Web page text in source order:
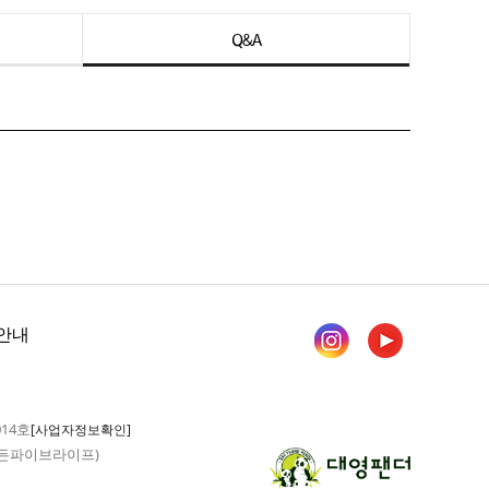
Q&A
내
호[사업자정보확인]
파이브라이프)